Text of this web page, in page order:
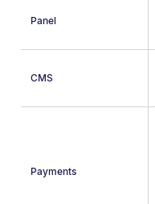
Panel
CMS
Payments